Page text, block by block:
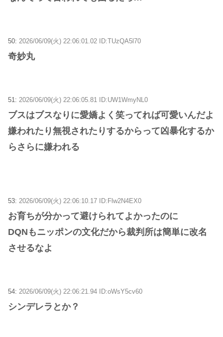
50: 2026/06/09(火) 22:06:01.02 ID:TUzQA5l70
奇妙丸
51: 2026/06/09(火) 22:06:05.81 ID:UW1WmyNL0
ブスはブスなりに愛嬌よく笑ってれば可愛いんだよ
嫌われたり無視されたりするからって凶暴化するか
らさらに嫌われる
53: 2026/06/09(火) 22:06:10.17 ID:Flw2N4EX0
お育ちが分かって避けられてよかったのに
DQNもニッポンの文化だから裁判所は簡単に改名
させるなよ
54: 2026/06/09(火) 22:06:21.94 ID:oWsY5cv60
シンデレラとか？